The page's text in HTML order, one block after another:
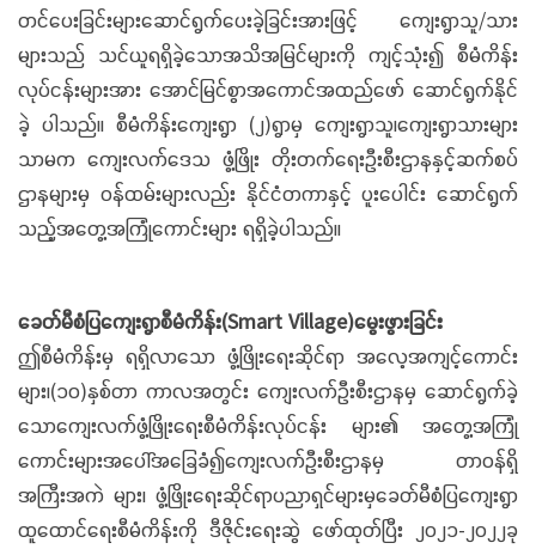
တင်ပေးခြင်းများဆောင်ရွက်ပေးခဲ့ခြင်းအားဖြင့် ကျေးရွာသူ/သား
များသည် သင်ယူရရှိခဲ့သောအသိအမြင်များကို ကျင့်သုံး၍ စီမံကိန်း
လုပ်ငန်းများအား အောင်မြင်စွာအကောင်အထည်ဖော် ဆောင်ရွက်နိုင်
ခဲ့ ပါသည်။ စီမံကိန်းကျေးရွာ (၂)ရွာမှ ကျေးရွာသူ၊ကျေးရွာသားများ
သာမက ကျေးလက်ဒေသ ဖွံ့ဖြိုး တိုးတက်ရေးဦးစီးဌာနနှင့်ဆက်စပ်
ဌာနများမှ ဝန်ထမ်းများလည်း နိုင်ငံတကာနှင့် ပူးပေါင်း ဆောင်ရွက်
သည့်အတွေ့အကြုံကောင်းများ ရရှိခဲ့ပါသည်။
ခေတ်မီစံပြကျေးရွာစီမံကိန်း(Smart Village)မွေးဖွားခြင်း
ဤစီမံကိန်းမှ ရရှိလာသော ဖွံ့ဖြိုးရေးဆိုင်ရာ အလေ့အကျင့်ကောင်း
များ၊(၁၀)နှစ်တာ ကာလအတွင်း ကျေးလက်ဦးစီးဌာနမှ ဆောင်ရွက်ခဲ့
သောကျေးလက်ဖွံ့ဖြိုးရေးစီမံကိန်းလုပ်ငန်း များ၏ အတွေ့အကြုံ
ကောင်းများအပေါ်အခြေခံ၍ကျေးလက်ဦးစီးဌာနမှ တာဝန်ရှိ
အကြီးအကဲ များ၊ ဖွံ့ဖြိုးရေးဆိုင်ရာပညာရှင်များမှခေတ်မီစံပြကျေးရွာ
ထူထောင်ရေးစီမံကိန်းကို ဒီဇိုင်းရေးဆွဲ ဖော်ထုတ်ပြီး ၂၀၂၁-၂၀၂၂ခု